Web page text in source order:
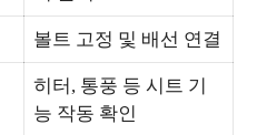
볼트 고정 및 배선 연결
히터, 통풍 등 시트 기
능 작동 확인